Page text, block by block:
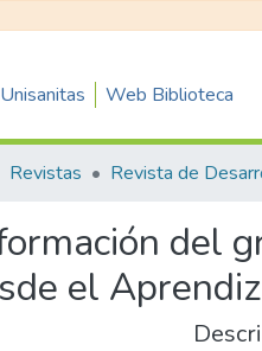
Web Biblioteca
Revistas
del
el